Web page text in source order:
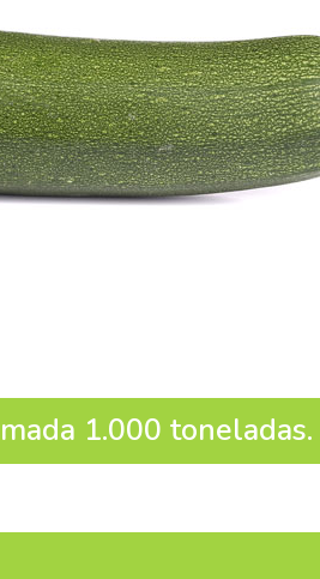
1.000 toneladas.